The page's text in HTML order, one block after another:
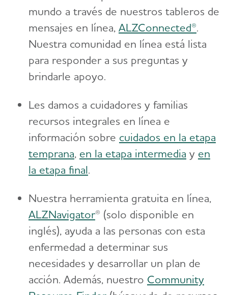
mundo a través de nuestros tableros de
mensajes en línea, ALZConnected®.
Nuestra comunidad en línea está lista
para responder a sus preguntas y
brindarle apoyo.
Les damos a cuidadores y familias
recursos integrales en línea e
información sobre cuidados en la etapa
temprana, en la etapa intermedia y en
la etapa final.
Nuestra herramienta gratuita en línea,
ALZNavigator® (solo disponible en
inglés), ayuda a las personas con esta
enfermedad a determinar sus
necesidades y desarrollar un plan de
acción. Además, nuestro Community